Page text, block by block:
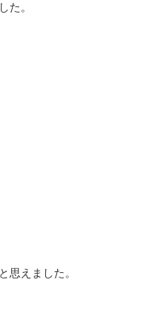
た。
思えました。